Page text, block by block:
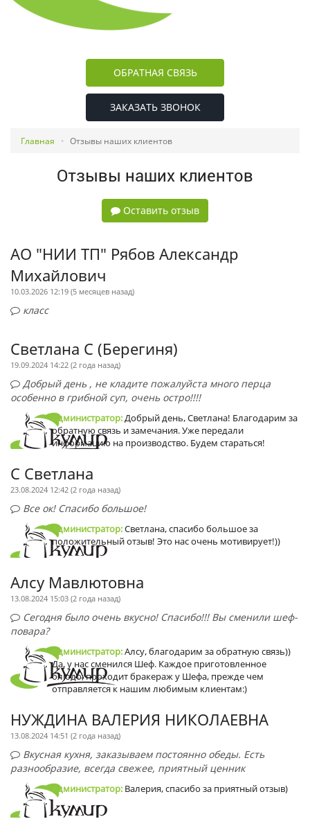
ОБРАТНАЯ СВЯЗЬ
ЗАКАЗАТЬ ЗВОНОК
Главная Отзывы наших клиентов
Отзывы наших клиентов
Оставить отзыв
АО "НИИ ТП" Рябов Александр
Михайлович
10.03.2026 12:19 (5 месяцев назад)
класс
Светлана С (Берегиня)
19.09.2024 14:22 (2 года назад)
Добрый день , не кладите пожалуйста много перца
особенно в грибной суп, очень остро!!!!
Администратор:Добрый день, Светлана! Благодарим за
обратную связь и замечания. Уже передали
информацию на производство. Будем стараться!
С Светлана
23.08.2024 12:42 (2 года назад)
Все ок! Спасибо большое!
Администратор:Светлана, спасибо большое за
положительный отзыв! Это нас очень мотивирует!))
Алсу Мавлютовна
13.08.2024 15:03 (2 года назад)
Сегодня было очень вкусно! Спасибо!!! Вы сменили шеф-
повара?
Администратор:Алсу, благодарим за обратную связь))
Да, у нас сменился Шеф. Каждое приготовленное
блюдо, проходит бракераж у Шефа, прежде чем
отправляется к нашим любимым клиентам:)
НУЖДИНА ВАЛЕРИЯ НИКОЛАЕВНА
13.08.2024 14:51 (2 года назад)
Вкусная кухня, заказываем постоянно обеды. Есть
разнообразие, всегда свежее, приятный ценник
Администратор: Валерия, спасибо за приятный отзыв)